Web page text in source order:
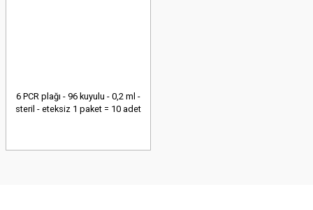
6 PCR plağı - 96 kuyulu - 0,2 ml -
steril - eteksiz 1 paket = 10 adet